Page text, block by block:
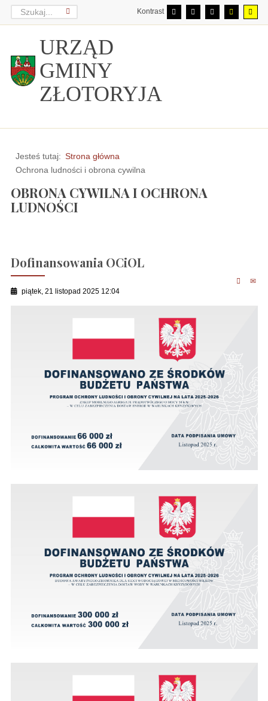
Kontrast
URZĄD
GMINY
ZŁOTORYJA
Jesteś tutaj: Strona główna
Ochrona ludności i obrona cywilna
OBRONA CYWILNA I OCHRONA
LUDNOŚCI
Dofinansowania OCiOL
piątek, 21 listopad 2025 12:04